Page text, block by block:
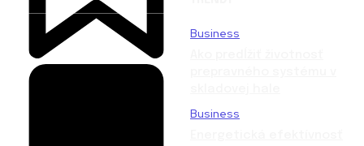
Business
Business